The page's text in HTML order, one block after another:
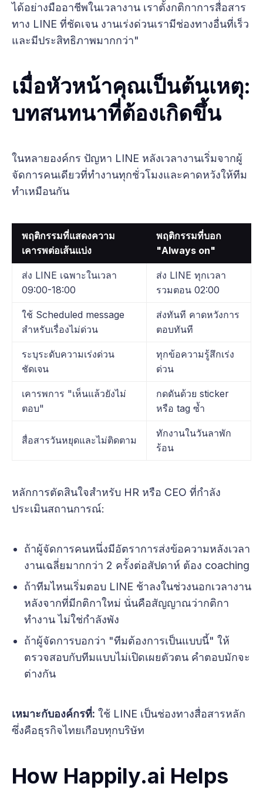
ได้อย่างมืออาชีพในเวลางาน เราตั้งกติกาการสื่อสาร
ทาง LINE ที่ชัดเจน งานเร่งด่วนเรามีช่องทางอื่นที่เร็ว
และมีประสิทธิภาพมากกว่า"
เมื่อหัวหน้าคุณเป็นต้นเหตุ:
บทสนทนาที่ต้องเกิดขึ้น
ในหลายองค์กร ปัญหา LINE หลังเวลางานเริ่มจากผู้
จัดการคนเดียวที่ทำงานทุกชั่วโมงและคาดหวังให้ทีม
ทำเหมือนกัน
พฤติกรรมที่แสดงความ
เคารพต่อเส้นแบ่ง
พฤติกรรมที่บอก
"Always on"
ส่ง LINE เฉพาะในเวลา
09:00-18:00
ส่ง LINE ทุกเวลา
รวมตอน 02:00
ใช้ Scheduled message
สำหรับเรื่องไม่ด่วน
ส่งทันที คาดหวังการ
ตอบทันที
ระบุระดับความเร่งด่วน
ชัดเจน
ทุกข้อความรู้สึกเร่ง
ด่วน
เคารพการ "เห็นแล้วยังไม่
ตอบ"
กดดันด้วย sticker
หรือ tag ซ้ำ
สื่อสารวันหยุดและไม่ติดตาม
ทักงานในวันลาพัก
ร้อน
หลักการตัดสินใจสำหรับ HR หรือ CEO ที่กำลัง
ประเมินสถานการณ์:
ถ้าผู้จัดการคนหนึ่งมีอัตราการส่งข้อความหลังเวลา
งานเฉลี่ยมากกว่า 2 ครั้งต่อสัปดาห์ ต้อง coaching
ถ้าทีมไหนเริ่มตอบ LINE ช้าลงในช่วงนอกเวลางาน
หลังจากที่มีกติกาใหม่ นั่นคือสัญญาณว่ากติกา
ทำงาน ไม่ใช่กำลังพัง
ถ้าผู้จัดการบอกว่า "ทีมต้องการเป็นแบบนี้" ให้
ตรวจสอบกับทีมแบบไม่เปิดเผยตัวตน คำตอบมักจะ
ต่างกัน
เหมาะกับองค์กรที่: ใช้ LINE เป็นช่องทางสื่อสารหลัก
ซึ่งคือธุรกิจไทยเกือบทุกบริษัท
How Happily.ai Helps